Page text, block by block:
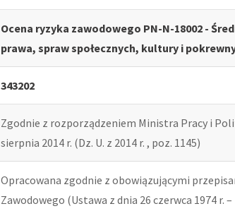
Ocena ryzyka zawodowego PN-N-18002 -
prawa, spraw społecznych, kultury i
343202
Zgodnie z rozporządzeniem Ministra Pracy i
sierpnia 2014 r. (Dz. U. z 2014 r. , poz. 1145)
Opracowana zgodnie z obowiązującymi
Zawodowego (Ustawa z dnia 26 czerwca 1974 r.